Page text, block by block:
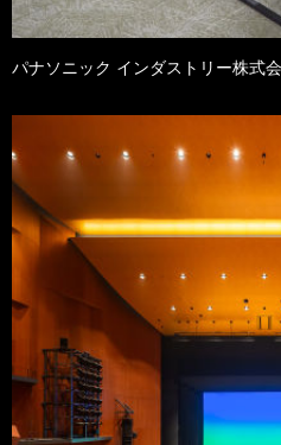
パナソニック インダストリー株式